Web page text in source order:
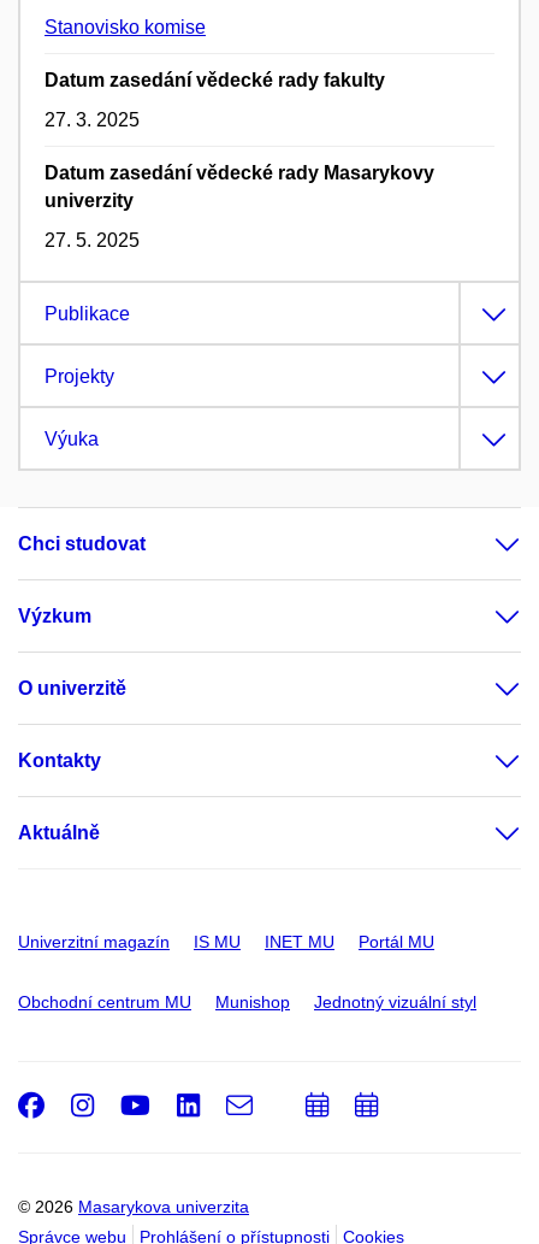
Stanovisko komise
Datum zasedání vědecké rady fakulty
27. 3. 2025
Datum zasedání vědecké rady Masarykovy
univerzity
27. 5. 2025
Publikace
Projekty
Výuka
Chci studovat
Výzkum
O univerzitě
Kontakty
Aktuálně
Univerzitní magazín IS MU INET MU Portál MU
Obchodní centrum MU Munishop Jednotný vizuální styl
© 2026 Masarykova univerzita
Správce webu
Prohlášení o přístupnosti Cookies
Facebook
Instagram
Youtube
LinkedIn
e-
PřidatPřidat